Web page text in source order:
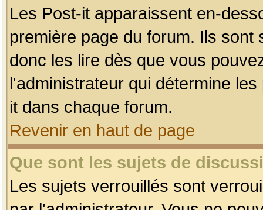
Les Post-it apparaissent en-
première page du forum. Ils
donc les lire dès que vous
l'administrateur qui détermine
it dans chaque forum.
Revenir en haut de page
Que sont les sujets de
Les sujets verrouillés sont